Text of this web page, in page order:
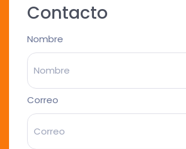
Contacto
Nombre
Correo